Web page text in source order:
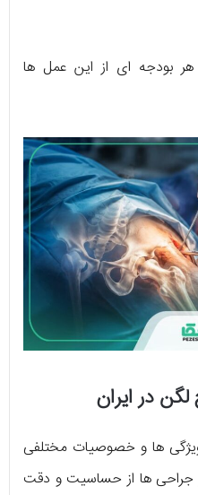
هر بودجه ای از این عمل ها
در ایران
ویژگی ها و خصوصیات مختلفی
جراحی ها از حساسیت و دقت